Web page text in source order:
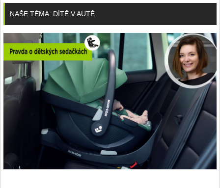
NAŠE TÉMA: DÍTĚ V AUTĚ